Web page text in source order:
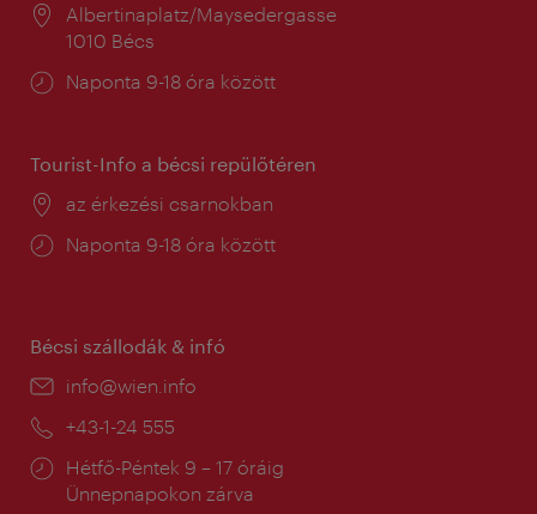
Helyszín:
Albertinaplatz/Maysedergasse
1010 Bécs
Nyitva
Naponta 9-18 óra között
Tourist-Info a bécsi repülőtéren
Helyszín:
az érkezési csarnokban
Nyitva
Naponta 9-18 óra között
Bécsi szállodák & infó
E-
info@wien.info
Telefon:
+43-1-24 555
Nyitva
tartás:
Hétfő-Péntek 9 – 17 óráig
Ünnepnapokon zárva